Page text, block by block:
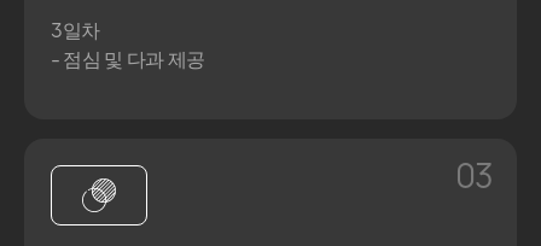
3일차
- 점심 및 다과 제공
03